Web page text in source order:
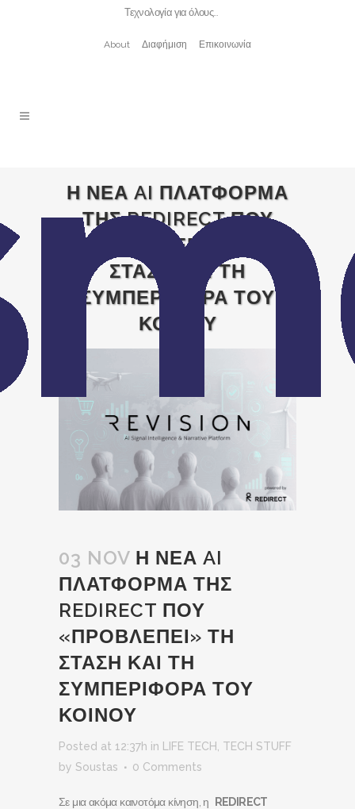
Τεχνολογία για όλους…
About Διαφήμιση Επικοινωνία
Η ΝΕΑ AI ΠΛΑΤΦΟΡΜΑ
ΤΗΣ REDIRECT ΠΟΥ
«ΠΡΟΒΛΕΠΕΙ» ΤΗ
ΣΤΑΣΗ ΚΑΙ ΤΗ
ΣΥΜΠΕΡΙΦΟΡΑ ΤΟΥ
ΚΟΙΝΟΥ
03 NOV Η ΝΕΑ AI
ΠΛΑΤΦΟΡΜΑ ΤΗΣ
REDIRECT ΠΟΥ
«ΠΡΟΒΛΕΠΕΙ» ΤΗ
ΣΤΑΣΗ ΚΑΙ ΤΗ
ΣΥΜΠΕΡΙΦΟΡΑ ΤΟΥ
ΚΟΙΝΟΥ
Posted at 12:37h in LIFE TECH TECH STUFF
by Soustas 0 Comments
Σε μια ακόμα καινοτόμα κίνηση, η REDIRECT